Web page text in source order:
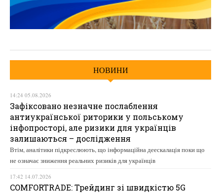
НОВИНИ
14:24 05.08.2026
Зафіксовано незначне послаблення
антиукраїнської риторики у польському
інфопросторі, але ризики для українців
залишаються – дослідження
Втім, аналітики підкреслюють, що інформаційна деескалація поки що
не означає зниження реальних ризиків для українців
17:42 14.07.2026
COMFORTRADE: Трейдинг зі швидкістю 5G